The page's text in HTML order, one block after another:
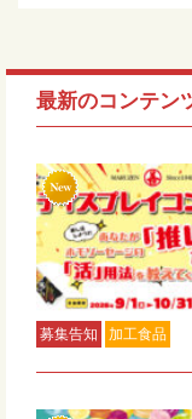
最新のコンテン
募集告知 加工食品